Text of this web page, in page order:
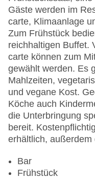
Gesamtanzahl
Gesamtanzahl
Pools:Indoor Pool:
ohne Gebühr,
am Pool: ohne
Zahlungsarten:
Mastercard, Visa
Landeskategorie:
Gäste werden im
carte, Klimaanlage
Zum Frühstück
reichhaltigen Buffet.
carte können zum
gewählt werden. Es
Mahlzeiten,
und vegane Kost.
Köche auch
die Unterbringung
bereit.
erhältlich,
Bar
Frühstück